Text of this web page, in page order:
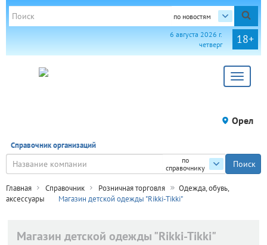
по новостям
18+
6 августа 2026 г.
четверг
Toggle
Орел
Справочник организаций
по
справочнику
Главная Справочник Розничная торговля
Одежда, обувь,
аксессуары
Магазин детской одежды "Rikki-Tikki"
Магазин детской одежды "Rikki-Tikki"